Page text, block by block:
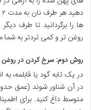
ها را برگردانید تا طرف
روغن تر و کمی تردتر به
روش دوم: سرخ کردن در
در یک تابه گود یا قابلمه، به
متوسط داغ کنید. برای